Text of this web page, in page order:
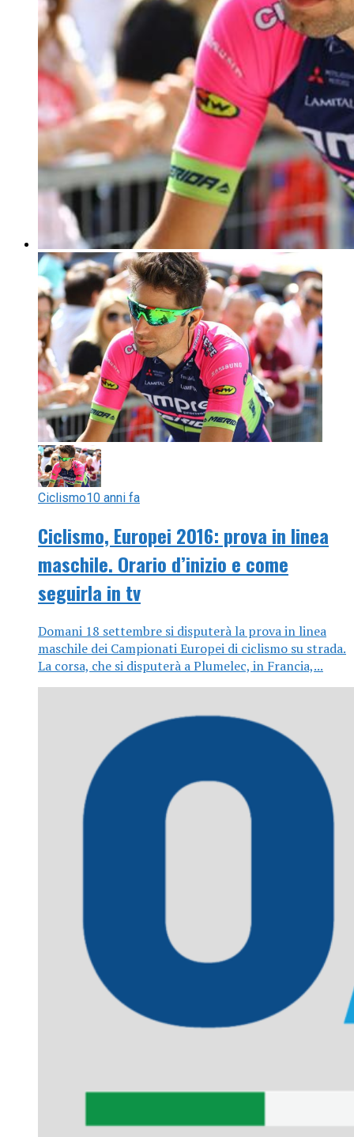
Ciclismo10 anni fa
Ciclismo, Europei 2016: prova in linea
maschile. Orario d’inizio e come
seguirla in tv
Domani 18 settembre si disputerà la prova in linea
maschile dei Campionati Europei di ciclismo su strada.
La corsa, che si disputerà a Plumelec, in Francia,...